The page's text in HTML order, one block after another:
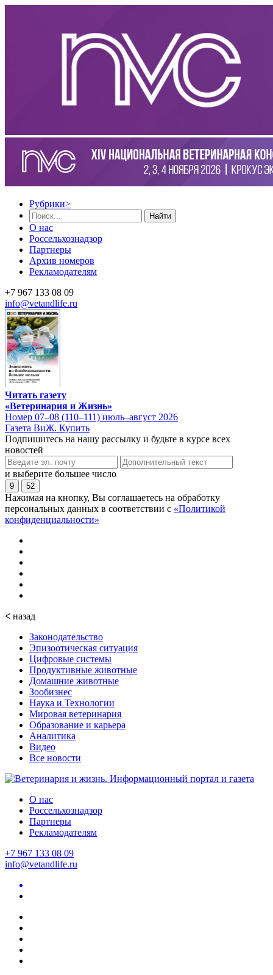
Рубрики>
Найти
О нас
Россельхознадзор
Партнеры
Архив номеров
Рекламодателям
+7 967 133 08 09
info@vetandlife.ru
Читать газету
«Ветеринария и Жизнь»
Номер 07–08 (110–111) июль–август 2026
Газета ВиЖ. Купить
Подпишитесь на нашу рассылку и будьте в курсе всех
новостей
и выберите большее число
9 52
Нажимая на кнопку, Вы соглашаетесь на обработку
персональных данных в соответствии с «Политикой
конфиденциальности»
< назад
Законодательство
Эпизоотическая ситуация
Цифровые системы
Продуктивные животные
Домашние животные
Зообизнес
Наука и Технологии
Мировая ветеринария
Образование и карьера
Аналитика
Видео
Все новости
О нас
Россельхознадзор
Партнеры
Рекламодателям
+7 967 133 08 09
info@vetandlife.ru